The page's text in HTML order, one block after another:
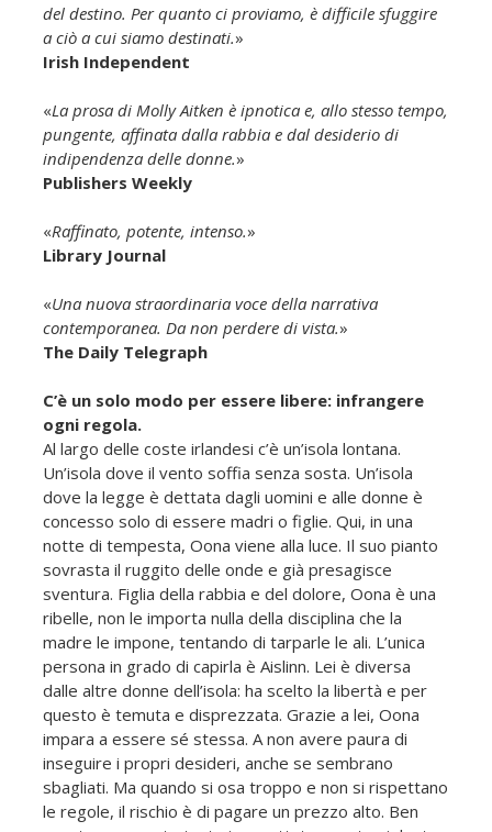
del destino. Per quanto ci proviamo, è difficile sfuggire
a ciò a cui siamo destinati.»
Irish Independent
«La prosa di Molly Aitken è ipnotica e, allo stesso tempo,
pungente, affinata dalla rabbia e dal desiderio di
indipendenza delle donne.»
Publishers Weekly
«Raffinato, potente, intenso.»
Library Journal
«Una nuova straordinaria voce della narrativa
contemporanea. Da non perdere di vista.»
The Daily Telegraph
C’è un solo modo per essere libere: infrangere
ogni regola.
Al largo delle coste irlandesi c’è un’isola lontana.
Un’isola dove il vento soffia senza sosta. Un’isola
dove la legge è dettata dagli uomini e alle donne è
concesso solo di essere madri o figlie. Qui, in una
notte di tempesta, Oona viene alla luce. Il suo pianto
sovrasta il ruggito delle onde e già presagisce
sventura. Figlia della rabbia e del dolore, Oona è una
ribelle, non le importa nulla della disciplina che la
madre le impone, tentando di tarparle le ali. L’unica
persona in grado di capirla è Aislinn. Lei è diversa
dalle altre donne dell’isola: ha scelto la libertà e per
questo è temuta e disprezzata. Grazie a lei, Oona
impara a essere sé stessa. A non avere paura di
inseguire i propri desideri, anche se sembrano
sbagliati. Ma quando si osa troppo e non si rispettano
le regole, il rischio è di pagare un prezzo alto. Ben